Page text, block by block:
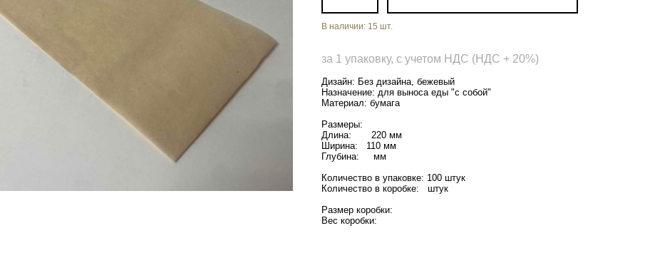
В наличии: 15 шт.
за 1 упаковку, с учетом НДС (НДС + 20%)
Дизайн: Без дизайна, бежевый
Назначение: для выноса еды "с собой"
Материал: бумага
Размеры:
Длина: 220 мм
Ширина: 110 мм
Глубина: мм
Количество в упаковке: 100 штук
Количество в коробке: штук
Размер коробки:
Вес коробки: